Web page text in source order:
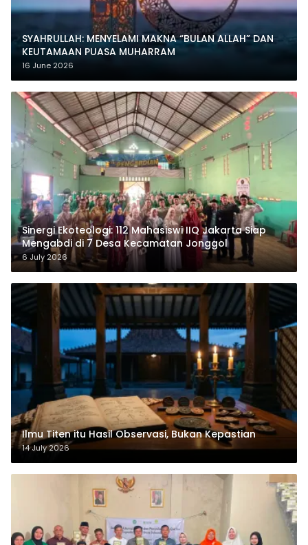
SYAHRULLAH: MENYELAMI MAKNA “BULAN ALLAH” DAN
KEUTAMAAN PUASA MUHARRAM
16 June 2026
‎Sinergi Ekoteologi: 112 Mahasiswi IIQ Jakarta Siap
Mengabdi di 7 Desa Kecamatan Jonggol
6 July 2026
Ilmu Titen itu Hasil Observasi, Bukan Kepastian
14 July 2026